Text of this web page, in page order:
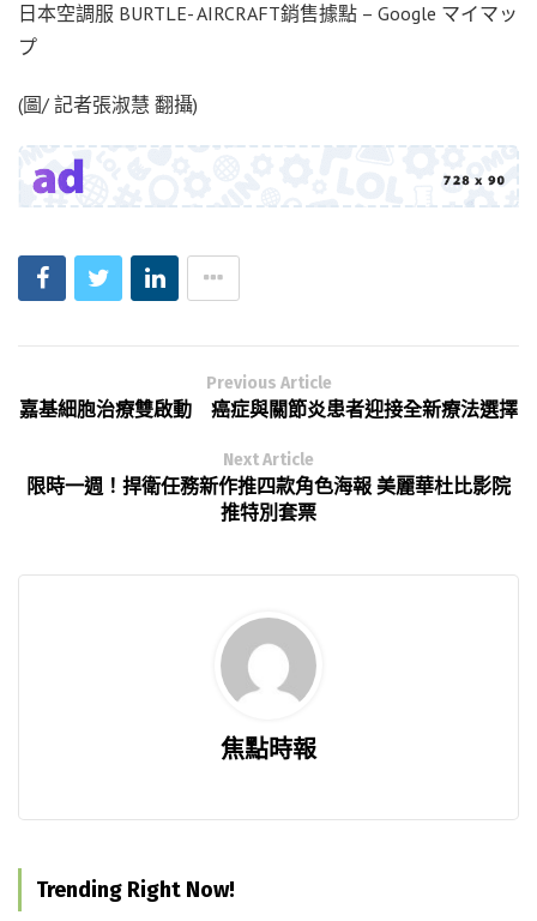
日本空調服 BURTLE- AIRCRAFT銷售據點 – Google マイマッ
プ
(圖/ 記者張淑慧 翻攝)
Previous Article
嘉基細胞治療雙啟動 癌症與關節炎患者迎接全新療法選擇
Next Article
限時一週！捍衛任務新作推四款角色海報 美麗華杜比影院
推特別套票
焦點時報
Trending Right Now!